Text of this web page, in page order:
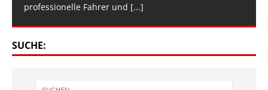
professionelle Fahrer und [...]
SUCHE: